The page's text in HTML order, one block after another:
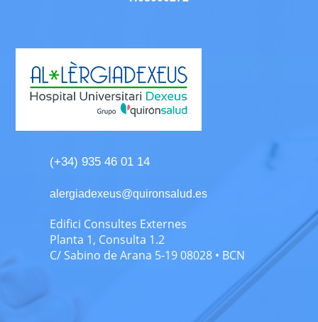
(+34) 935 46 01 14
alergiadexeus@quironsalud.es
Edifici Consultes Externes
Planta 1, Consulta 1.2
C/ Sabino de Arana 5-19 08028 • BCN